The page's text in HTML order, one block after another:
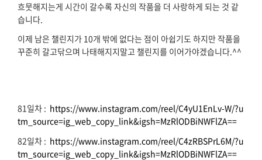
흐뭇해지는게 시간이 갈수록 자신의 작품을 더 사랑하게 되는 것 같
습니다.
이제 남은 챌린지가 10개 밖에 없다는 점이 아쉽기도 하지만 작품을
꾸준히 갈고닦으며 나태해지지말고 챌린지를 이어가야겠습니다.^^
81일차 : https://www.instagram.com/reel/C4yU1EnLv-W/?u
tm_source=ig_web_copy_link&igsh=MzRlODBiNWFlZA==
82일차 : https://www.instagram.com/reel/C4zRBSPrL6M/?u
tm_source=ig_web_copy_link&igsh=MzRlODBiNWFlZA==